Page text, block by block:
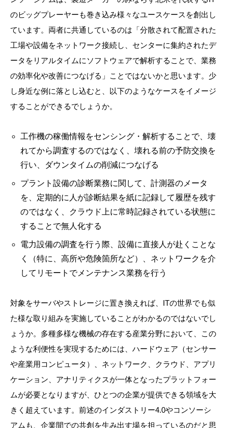
のビッグプレーヤーも巻き込み様々なユースケースを創出し
ています。両者に共通しているのは「分散されて配置された
工場や設備をネットワーク接続し、センターに集約されたデ
ータをリアルタイムにソフトウェアで解析することで、業務
の効率化や改善につなげる」ことではないかと思います。少
し身近な例に落とし込むと、以下のようなケースをイメージ
することができるでしょうか。
工作機の稼働情報をセンシング・解析することで、壊
れてから調査するのではなく、壊れる前の予防交換を
行い、ダウンタイムの削減につなげる
プラント設備の診断業務に関して、計測器のメータ
を、定期的に人が診断結果を紙に記録して履歴を残す
のではなく、クラウド上に常時記録されている状態に
することで無人化する
電力設備の調査を行う際、設備に直接人が赴くことな
く（特に、高所や危険箇所など）、ネットワークを介
してリモートでメンテナンス業務を行う
対象をサーバやストレージに置き換えれば、ITの世界でも似
た様な取り組みを実施していることがわかるのではないでし
ょうか。多種多様な機械の存在する産業分野において、この
ような利便性を実現するためには、ハードウェア（センサー
や産業用コンピュータ）、ネットワーク、クラウド、アプリ
ケーション、アナリティクスが一体となったプラットフォー
ムが必要となりますが、ひとつの企業が提供できる領域を大
きく超えています。前述のインダストリー4.0やコンソーシ
アムも、企業間での共創を生み出す場を担っているのだと思